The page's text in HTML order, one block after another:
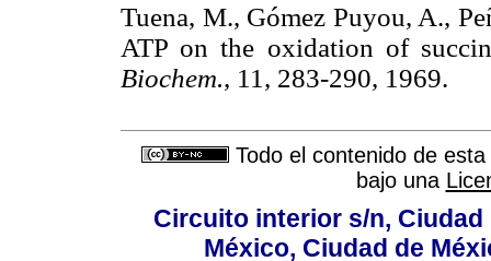
Tuena, M., Gómez Puyou, A.,
ATP on the oxidation of
Biochem., 11, 283-290,
Todo el contenido de
bajo una
Circuito interior s/n, Ciudad
México, Ciudad de